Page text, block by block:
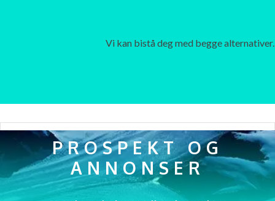
Vi kan bistå deg med begge alternativer.
PROSPEKT OG
ANNONSER